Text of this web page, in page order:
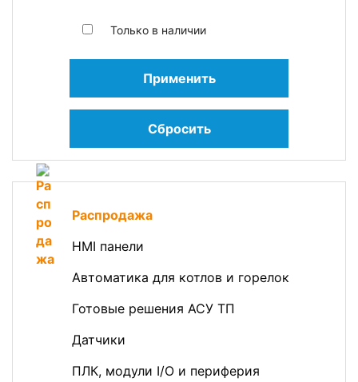
Только в наличии
Применить
Сбросить
Распродажа
HMI панели
Автоматика для котлов и горелок
Готовые решения АСУ ТП
Датчики
ПЛК, модули I/O и периферия